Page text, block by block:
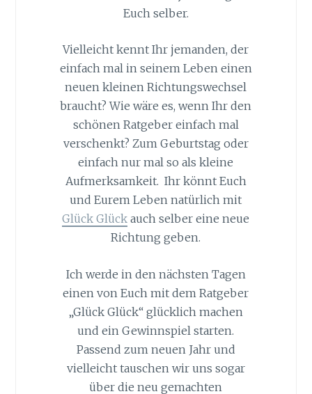
Euch selber.
Vielleicht kennt Ihr jemanden, der
einfach mal in seinem Leben einen
neuen kleinen Richtungswechsel
braucht? Wie wäre es, wenn Ihr den
schönen Ratgeber einfach mal
verschenkt? Zum Geburtstag oder
einfach nur mal so als kleine
Aufmerksamkeit. Ihr könnt Euch
und Eurem Leben natürlich mit
Glück Glück auch selber eine neue
Richtung geben.
Ich werde in den nächsten Tagen
einen von Euch mit dem Ratgeber
„Glück Glück“ glücklich machen
und ein Gewinnspiel starten.
Passend zum neuen Jahr und
vielleicht tauschen wir uns sogar
über die neu gemachten